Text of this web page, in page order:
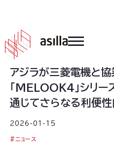
2026 .
アジラが三菱電機と協
「MELOOK4」シリー
通じてさらなる利便
2026-01-15
# ニュース